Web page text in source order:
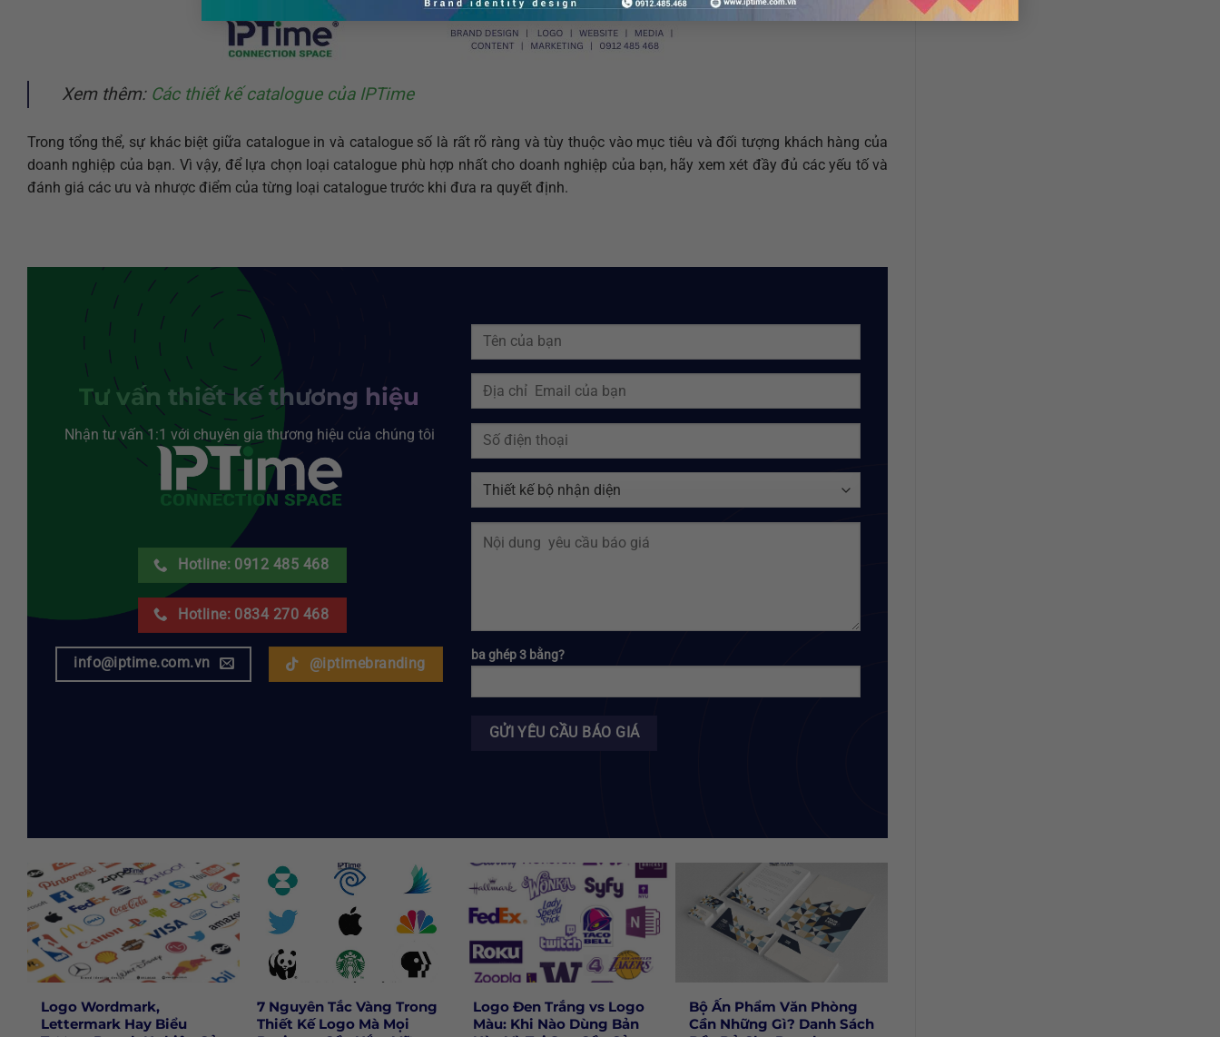
Xem thêm: Các thiết kế catalogue của IPTime
Trong tổng thể, sự khác biệt giữa catalogue in và catalogue số là rất rõ ràng và tùy thuộc vào mục tiêu và đối tượng khách hàng của
doanh nghiệp của bạn. Vì vậy, để lựa chọn loại catalogue phù hợp nhất cho doanh nghiệp của bạn, hãy xem xét đầy đủ các yếu tố và
đánh giá các ưu và nhược điểm của từng loại catalogue trước khi đưa ra quyết định.
Tư vấn thiết kế thương hiệu
Nhận tư vấn 1:1 với chuyên gia thương hiệu của chúng tôi
Hotline: 0912 485 468
Hotline: 0834 270 468
info@iptime.com.vn @iptimebranding
ba ghép 3 bằng?
Logo Wordmark,
Lettermark Hay Biểu
7 Nguyên Tắc Vàng Trong
Thiết Kế Logo Mà Mọi
Logo Đen Trắng vs Logo
Màu: Khi Nào Dùng Bản
Bộ Ấn Phẩm Văn Phòng
Cần Những Gì? Danh Sách